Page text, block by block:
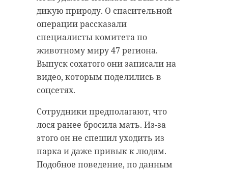
дикую природу. О спасительной
операции рассказали
специалисты комитета по
животному миру 47 региона.
Выпуск сохатого они записали на
видео, которым поделились в
соцсетях.
Сотрудники предполагают, что
лося ранее бросила мать. Из-за
этого он не спешил уходить из
парка и даже привык к людям.
Подобное поведение, по данным